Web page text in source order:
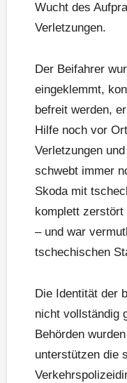
Wucht des
Verletzungen.
Der Beifahrer
eingeklemmt,
befreit werden,
Hilfe noch vor
Verletzungen
schwebt immer
Skoda mit
komplett zerstört
– und war
tschechischen
Die Identität der
nicht vollständig
Behörden
unterstützen die